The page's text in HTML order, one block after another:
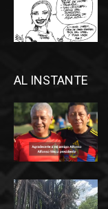
AL INSTANTE